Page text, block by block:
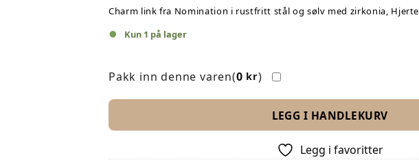
Charm link fra Nomination i rustfritt stål og sølv med zirkonia, Hjerte
Kun 1 på lager
Pakk inn denne varen(0 kr)
LEGG I HANDLEKURV
Legg i favoritter